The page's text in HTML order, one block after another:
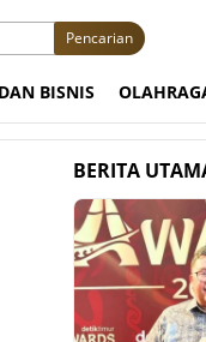
Pencarian
BISNIS
BERITA